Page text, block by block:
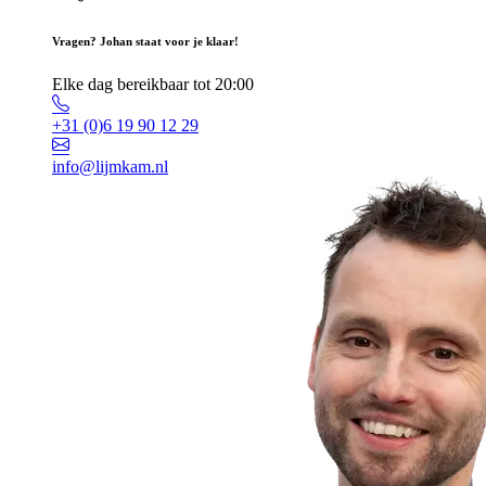
Vragen? Johan staat voor je klaar!
Elke dag bereikbaar tot 20:00
+31 (0)6 19 90 12 29
info@lijmkam.nl